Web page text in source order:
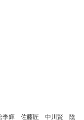
季輝 佐藤匠 中川賢 陰